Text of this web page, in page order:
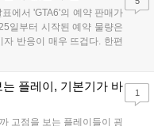
에서 'GTA6'의 예약 판매가
일부터 시작된 예약 물량은
반응이 매우 뜨겁다. 한편
정식 출시될 예정이며, 록
Look'을 최초 공개할 계획
플레이, 기본기가 바
고점을 보는 플레이들이 굉
1